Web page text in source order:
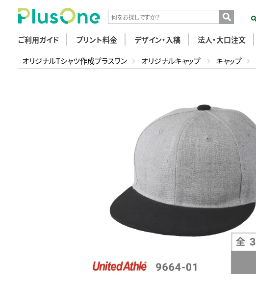
ご利用ガイド プリント料金 デザイン・入稿 法人・大口注文
オリジナルTシャツ作成プラスワン オリジナルキャップ キャップ